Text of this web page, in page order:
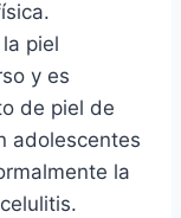
piel
y es
de piel de
adolescentes
la